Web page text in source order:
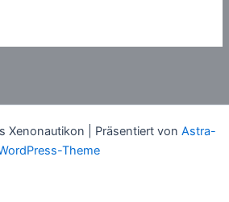
Xenonautikon | Präsentiert von Astra-
Theme